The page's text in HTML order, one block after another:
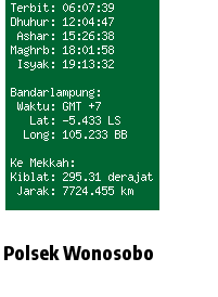
Polsek Wonosobo